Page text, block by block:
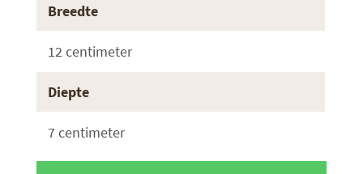
Breedte
12 centimeter
Diepte
7 centimeter